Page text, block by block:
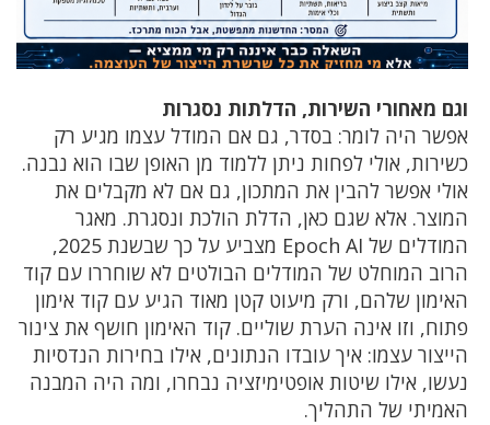
וגם מאחורי השירות, הדלתות נסגרות
אפשר היה לומר: בסדר, גם אם המודל עצמו מגיע רק
כשירות, אולי לפחות ניתן ללמוד מן האופן שבו הוא נבנה.
אולי אפשר להבין את המתכון, גם אם לא מקבלים את
המוצר. אלא שגם כאן, הדלת הולכת ונסגרת. מאגר
המודלים של Epoch AI מצביע על כך שבשנת 2025,
הרוב המוחלט של המודלים הבולטים לא שוחררו עם קוד
האימון שלהם, ורק מיעוט קטן מאוד הגיע עם קוד אימון
פתוח, וזו אינה הערת שוליים. קוד האימון חושף את צינור
הייצור עצמו: איך עובדו הנתונים, אילו בחירות הנדסיות
נעשו, אילו שיטות אופטימיזציה נבחרו, ומה היה המבנה
האמיתי של התהליך.